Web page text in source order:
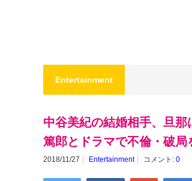
Entertainment
中谷美紀の結婚相手、旦
篤郎とドラマで不倫・破
2018/11/27 Entertainment コメント: 0